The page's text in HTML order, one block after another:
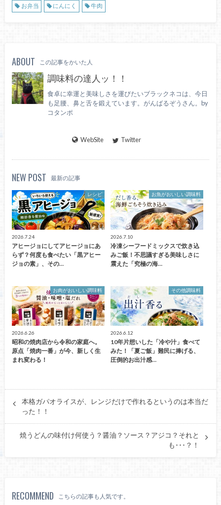
お弁当
にんにく 牛肉
ABOUT この記事をかいた人
調味料の達人ッ！！
食卓に幸運と美味しさを運びたいブラックネコは、今日
も足腰、鼻と舌を鍛えています。がんばるぞうさん。by
コタンポ
WebSite Twitter
NEW POST 最新の記事
レシピ
2026.7.24
アヒージョにしてアヒージョにあ
らず？何度も食べたい「黒アヒー
ジョの素」、その…
お魚がおいしい調味料
2026.7.10
冷凍シーフードミックスで炊き込
みご飯！不思議すぎる美味しさに
震えた「究極の海…
お肉がおいしい調味料
2026.6.26
昭和の焼肉店から令和の家庭へ。
原点「焼肉一番」が今、新しく生
まれ変わる！
その他調味料
2026.6.12
10年片想いした「冷や汁」食べて
みた！「夏ご飯」難民に捧げる、
圧倒的お出汁感…
本格ガパオライスが、レンジだけで作れるというのは本当だ
った！！
焼うどんの味付け何使う？醤油？ソース？アジコ？それと
も･･･？！
RECOMMEND こちらの記事も人気です。